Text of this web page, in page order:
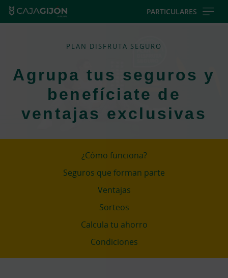
contentt
PARTICULARES
PLAN DISFRUTA SEGURO
Agrupa tus seguros y
benefíciate de
ventajas exclusivas
¿Cómo funciona?
Seguros que forman parte
Ventajas
Sorteos
Calcula tu ahorro
Condiciones